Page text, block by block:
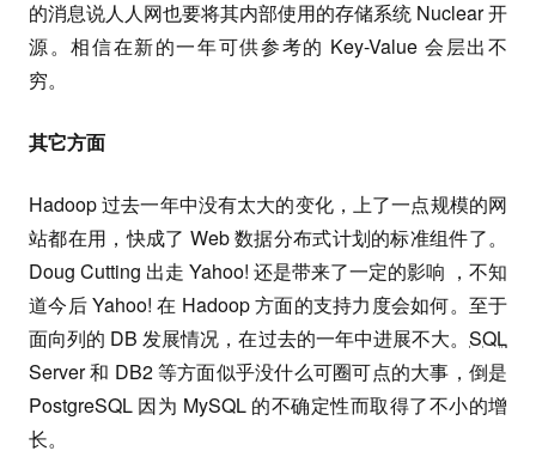
的消息说人人网也要将其内部使用的存储系统 Nuclear 开
源。相信在新的一年可供参考的 Key-Value 会层出不
穷。
其它方面
Hadoop 过去一年中没有太大的变化，上了一点规模的网
站都在用，快成了 Web 数据分布式计划的标准组件了。
Doug Cutting 出走 Yahoo! 还是带来了一定的影响 ，不知
道今后 Yahoo! 在 Hadoop 方面的支持力度会如何。至于
面向列的 DB 发展情况，在过去的一年中进展不大。 SQL
Server 和 DB2 等方面似乎没什么可圈可点的大事，倒是
PostgreSQL 因为 MySQL 的不确定性而取得了不小的增
长。